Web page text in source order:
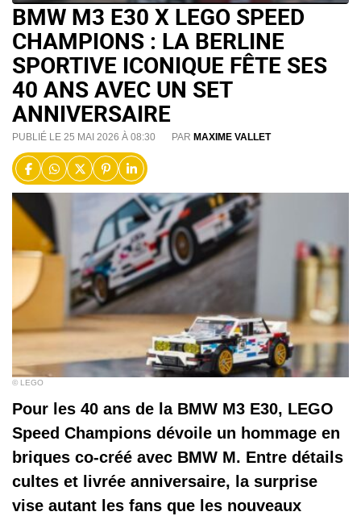
BMW M3 E30 X LEGO SPEED
CHAMPIONS : LA BERLINE
SPORTIVE ICONIQUE FÊTE SES
40 ANS AVEC UN SET
ANNIVERSAIRE
PUBLIÉ LE 25 MAI 2026 À 08:30 PAR MAXIME VALLET
© LEGO
Pour les 40 ans de la BMW M3 E30, LEGO
Speed Champions dévoile un hommage en
briques co-créé avec BMW M. Entre détails
cultes et livrée anniversaire, la surprise
vise autant les fans que les nouveaux